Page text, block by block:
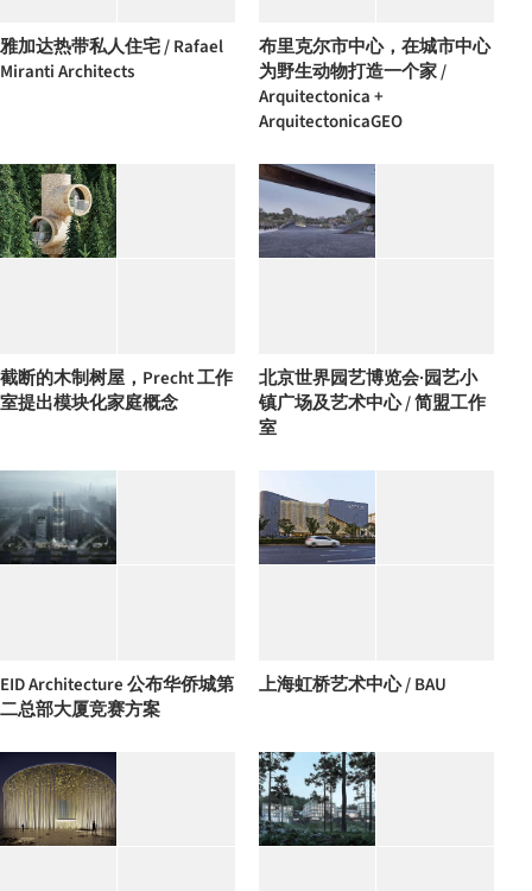
雅加达热带私人住宅 / Rafael
Miranti Architects
布里克尔市中心，在城市中心
为野生动物打造一个家 /
Arquitectonica +
ArquitectonicaGEO
截断的木制树屋，Precht 工作
室提出模块化家庭概念
北京世界园艺博览会·园艺小
镇广场及艺术中心 / 简盟工作
室
EID Architecture 公布华侨城第
二总部大厦竞赛方案
上海虹桥艺术中心 / BAU